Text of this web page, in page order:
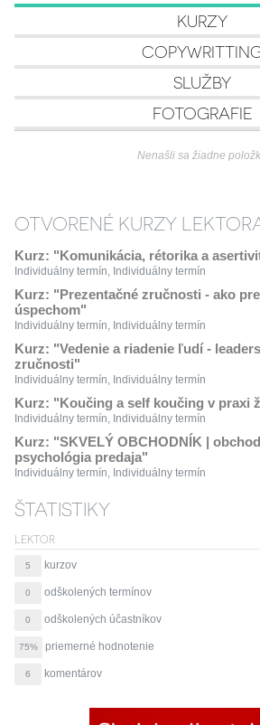
KURZY
SLUŽBY
FOTOGRAFIE
Nenašli sa žiadne
OTVORENÉ KURZY
Kurz: "Komunikácia, rétorika a
Individuálny termín, Individuálny termín
Kurz: "Prezentačné zručnosti - ako
úspechom"
Individuálny termín, Individuálny termín
Kurz: "Vedenie a riadenie ľudí -
zručnosti"
Individuálny termín, Individuálny termín
Kurz: "Koučing a self koučing v praxi
Individuálny termín, Individuálny termín
Kurz: "SKVELÝ OBCHODNÍK |
psychológia predaja"
Individuálny termín, Individuálny termín
ŠTATISTIKY
LEKTOR
5 kurzov
0 odškolených termínov
0 odškolených účastníkov
75% priemerné hodnotenie
6 komentárov